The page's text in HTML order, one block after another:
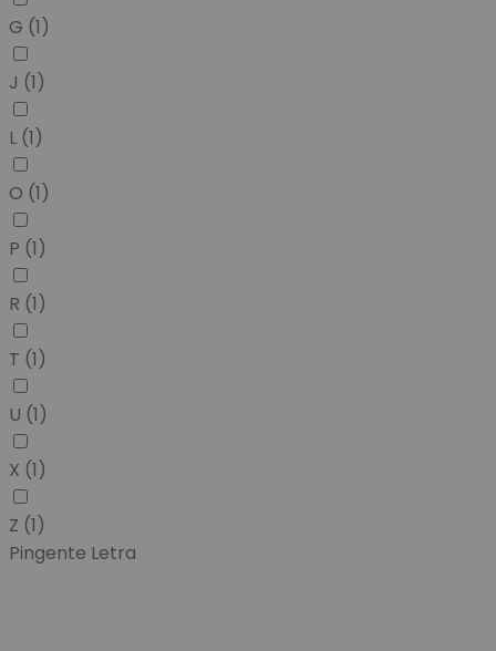
G (1)
J (1)
L (1)
O (1)
P (1)
R (1)
T (1)
U (1)
X (1)
Z (1)
Pingente Letra